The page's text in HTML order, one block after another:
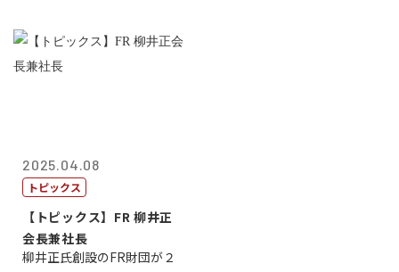
2025.04.08
トピックス
【トピックス】FR 柳井正
会長兼社長
柳井正氏創設のFR財団が２